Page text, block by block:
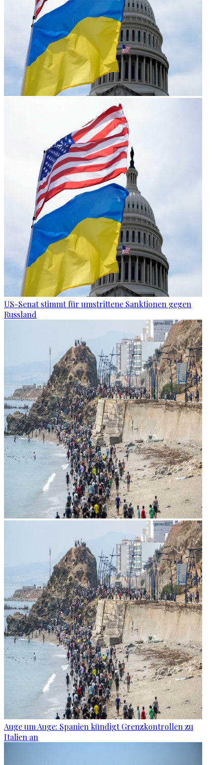
US-Senat stimmt für umstrittene Sanktionen gegen
Russland
Auge um Auge: Spanien kündigt Grenzkontrollen zu
Italien an